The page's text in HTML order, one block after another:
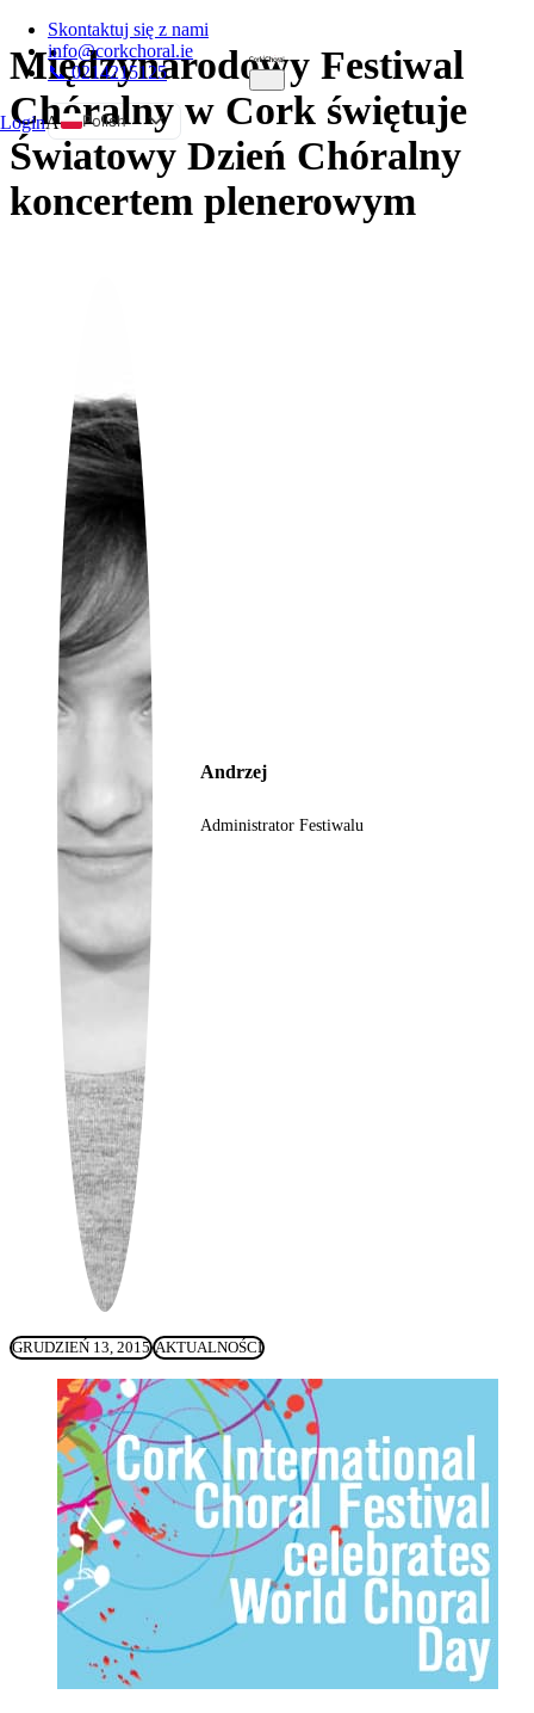
Skontaktuj się z nami
info@corkchoral.ie
📞 0214215125
LoginA
Polish
English
Bulgarian
Estonian
French
Hungarian
Italian
Portuguese
Ukrainian
Międzynarodowy Festiwal
Chóralny w Cork świętuje
Światowy Dzień Chóralny
koncertem plenerowym
Andrzej
Administrator Festiwalu
GRUDZIEŃ 13, 2015 AKTUALNOŚCI